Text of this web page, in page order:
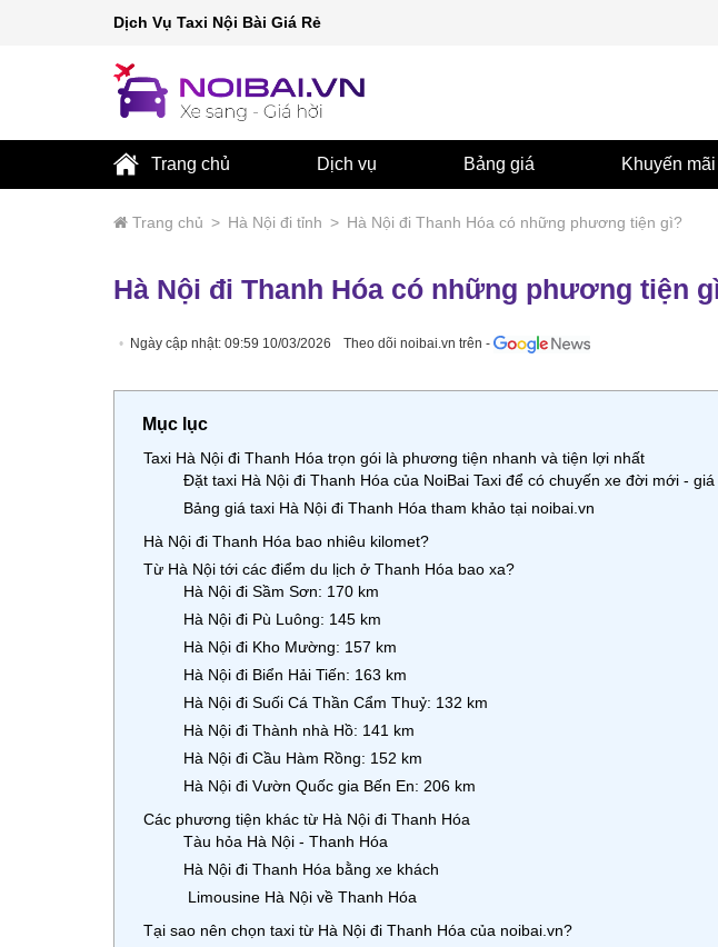
Dịch Vụ Taxi Nội Bài Giá Rẻ
Trang chủ Dịch vụ Bảng giá Khuyến mãi
Trang chủ > Hà Nội đi tỉnh > Hà Nội đi Thanh Hóa có những phương tiện gì?
Hà Nội đi Thanh Hóa có những phương tiện
Ngày cập nhật: 09:59 10/03/2026 Theo dõi noibai.vn trên -
Mục lục
Taxi Hà Nội đi Thanh Hóa trọn gói là phương tiện nhanh và tiện lợi nhất
Đặt taxi Hà Nội đi Thanh Hóa của NoiBai Taxi để có chuyến xe đời mới -
Bảng giá taxi Hà Nội đi Thanh Hóa tham khảo tại noibai.vn
Hà Nội đi Thanh Hóa bao nhiêu kilomet?
Từ Hà Nội tới các điểm du lịch ở Thanh Hóa bao xa?
Hà Nội đi Sầm Sơn: 170 km
Hà Nội đi Pù Luông: 145 km
Hà Nội đi Kho Mường: 157 km
Hà Nội đi Biển Hải Tiến: 163 km
Hà Nội đi Suối Cá Thần Cẩm Thuỷ: 132 km
Hà Nội đi Thành nhà Hồ: 141 km
Hà Nội đi Cầu Hàm Rồng: 152 km
Hà Nội đi Vườn Quốc gia Bến En: 206 km
Các phương tiện khác từ Hà Nội đi Thanh Hóa
Tàu hỏa Hà Nội - Thanh Hóa
Hà Nội đi Thanh Hóa bằng xe khách
Limousine Hà Nội về Thanh Hóa
Tại sao nên chọn taxi từ Hà Nội đi Thanh Hóa của noibai.vn?